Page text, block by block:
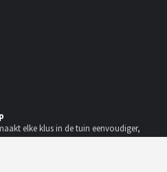
elke klus in de tuin eenvoudiger,